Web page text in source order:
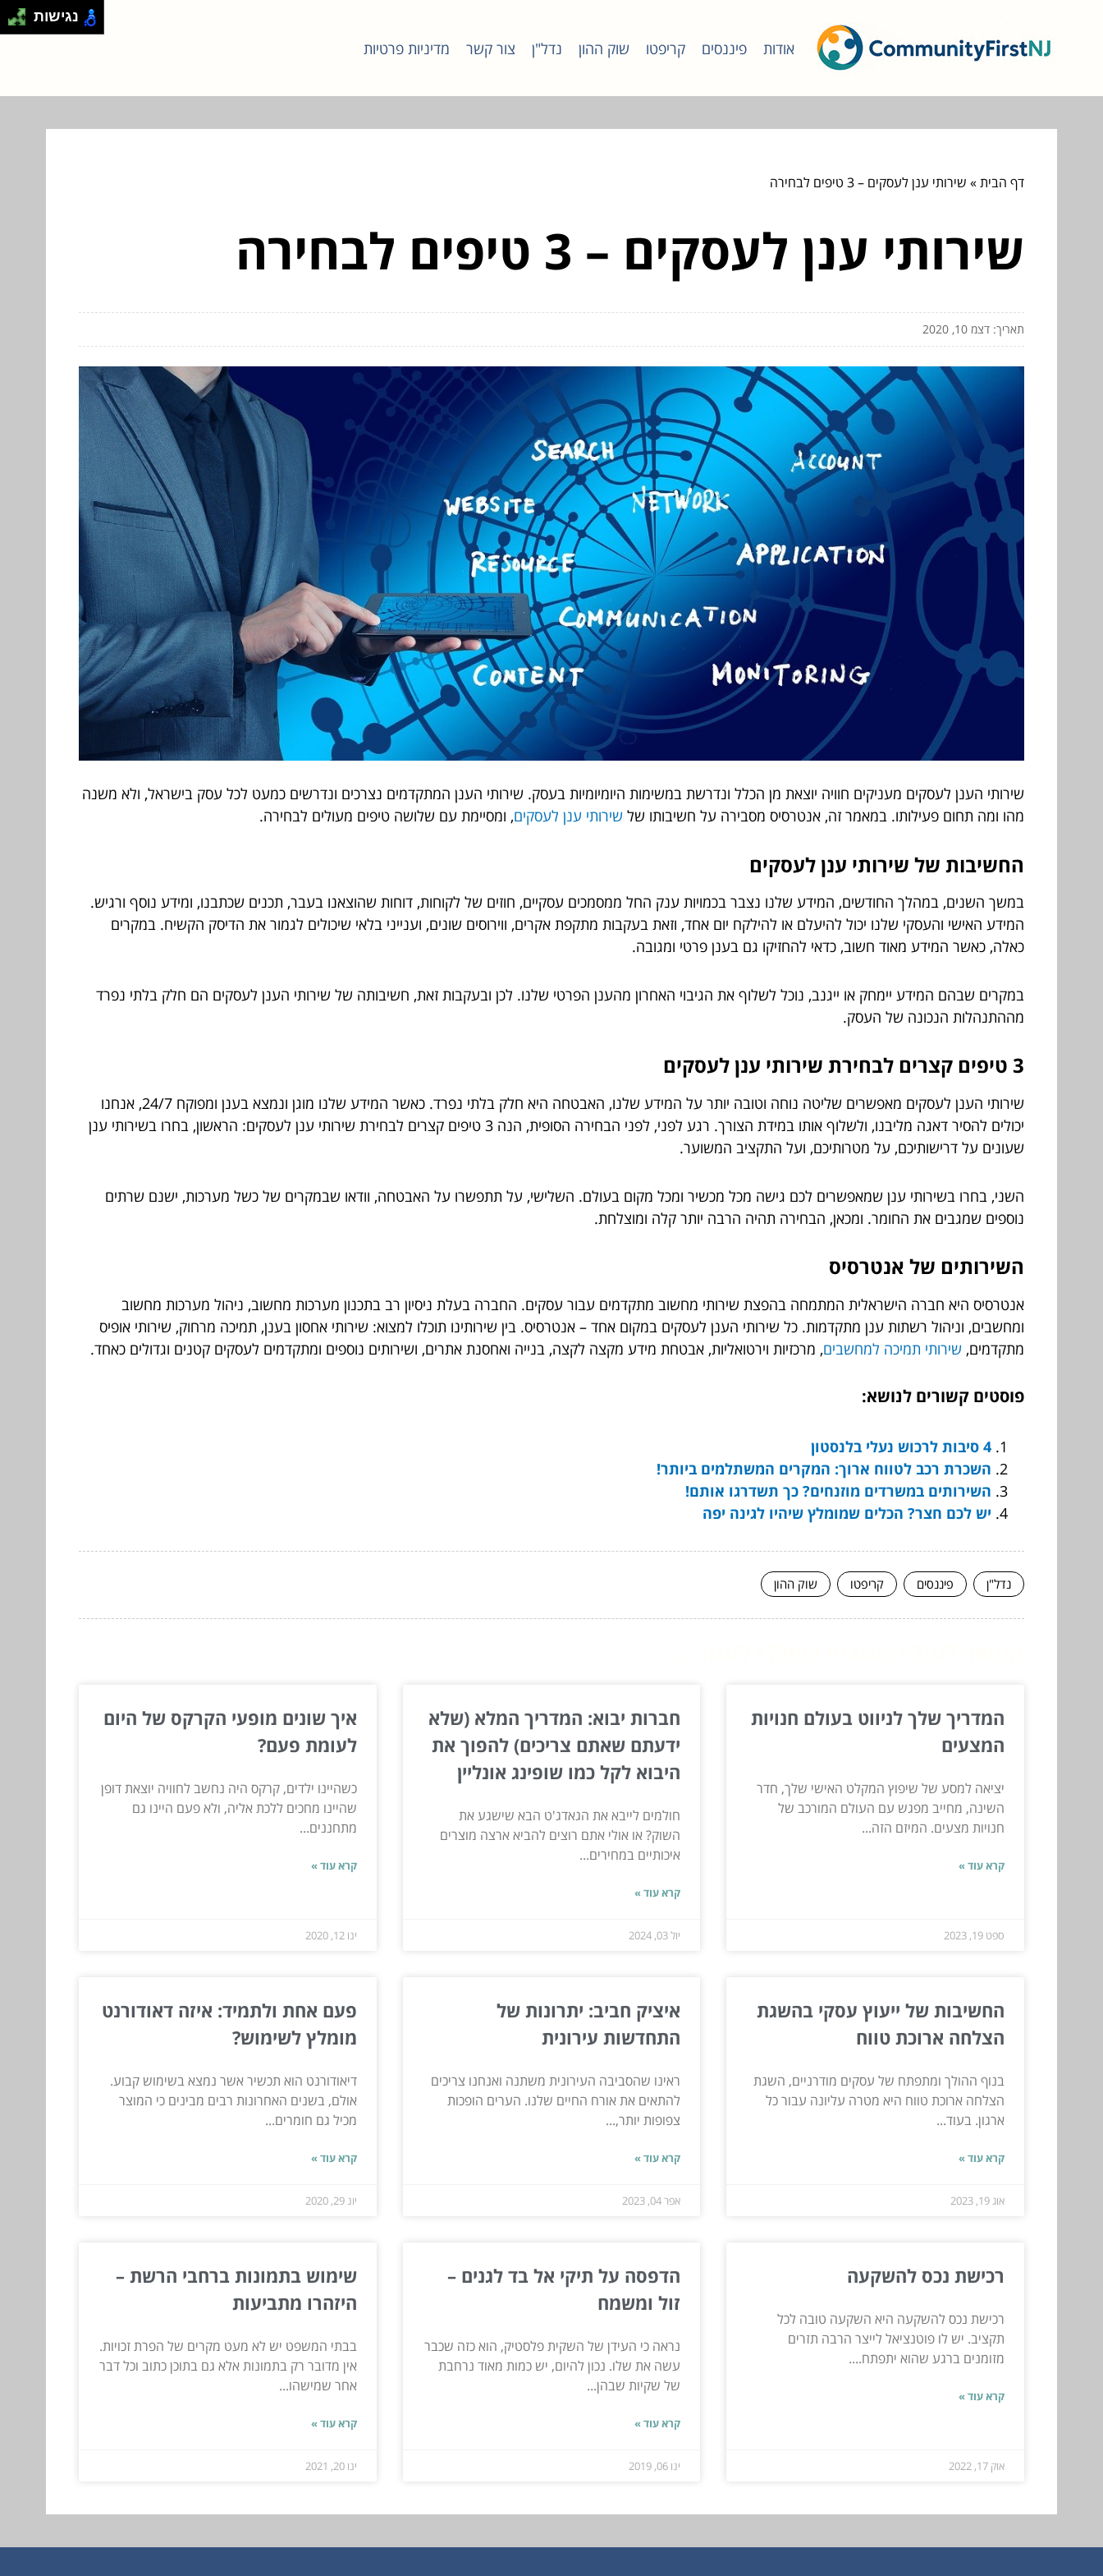
אודות פיננסים קריפטו שוק ההון נדל"ן צור קשר מדיניות פרטיות
דף הבית» שירותי ענן לעסקים – 3 טיפים לבחירה
שירותי ענן לעסקים – 3 טיפים לבחירה
תאריך: דצמ 10, 2020
שירותי הענן לעסקים מעניקים חוויה יוצאת מן הכלל ונדרשת במשימות היומיומיות בעסק. שירותי הענן המתקדמים נצרכים ונדרשים כמעט לכל עסק בישראל, ולא משנה
מהו ומה תחום פעילותו. במאמר זה, אנטרסיס מסבירה על חשיבותו של שירותי ענן לעסקים, ומסיימת עם שלושה טיפים מעולים לבחירה.
החשיבות של שירותי ענן לעסקים
במשך השנים, במהלך החודשים, המידע שלנו נצבר בכמויות ענק החל ממסמכים עסקיים, חוזים של לקוחות, דוחות שהוצאנו בעבר, תכנים שכתבנו, ומידע נוסף ורגיש.
המידע האישי והעסקי שלנו יכול להיעלם או להילקח יום אחד, וזאת בעקבות מתקפת אקרים, ווירוסים שונים, וענייני בלאי שיכולים לגמור את הדיסק הקשיח. במקרים
כאלה, כאשר המידע מאוד חשוב, כדאי להחזיקו גם בענן פרטי ומגובה.
במקרים שבהם המידע יימחק או ייגנב, נוכל לשלוף את הגיבוי האחרון מהענן הפרטי שלנו. לכן ובעקבות זאת, חשיבותה של שירותי הענן לעסקים הם חלק בלתי נפרד
מההתנהלות הנכונה של העסק.
3 טיפים קצרים לבחירת שירותי ענן לעסקים
שירותי הענן לעסקים מאפשרים שליטה נוחה וטובה יותר על המידע שלנו, האבטחה היא חלק בלתי נפרד. כאשר המידע שלנו מוגן ונמצא בענן ומפוקח 24/7, אנחנו
יכולים להסיר דאגה מליבנו, ולשלוף אותו במידת הצורך. רגע לפני, לפני הבחירה הסופית, הנה 3 טיפים קצרים לבחירת שירותי ענן לעסקים: הראשון, בחרו בשירותי ענן
שעונים על דרישותיכם, על מטרותיכם, ועל התקציב המשוער.
השני, בחרו בשירותי ענן שמאפשרים לכם גישה מכל מכשיר ומכל מקום בעולם. השלישי, על תתפשרו על האבטחה, וודאו שבמקרים של כשל מערכות, ישנם שרתים
נוספים שמגבים את החומר. ומכאן, הבחירה תהיה הרבה יותר קלה ומוצלחת.
השירותים של אנטרסיס
אנטרסיס היא חברה הישראלית המתמחה בהפצת שירותי מחשוב מתקדמים עבור עסקים. החברה בעלת ניסיון רב בתכנון מערכות מחשוב, ניהול מערכות מחשוב
ומחשבים, וניהול רשתות ענן מתקדמות. כל שירותי הענן לעסקים במקום אחד – אנטרסיס. בין שירותינו תוכלו למצוא: שירותי אחסון בענן, תמיכה מרחוק, שירותי אופיס
מתקדמים, שירותי תמיכה למחשבים, מרכזיות וירטואליות, אבטחת מידע מקצה לקצה, בנייה ואחסנת אתרים, ושירותים נוספים ומתקדמים לעסקים קטנים וגדולים כאחד.
פוסטים קשורים לנושא:
4 סיבות לרכוש נעלי בלנסטון
השכרת רכב לטווח ארוך: המקרים המשתלמים ביותר!
השירותים במשרדים מוזנחים? כך תשדרגו אותם!
יש לכם חצר? הכלים שמומלץ שיהיו לגינה יפה
נדל"ן פיננסים קריפטו שוק ההון
המדריך שלך לניווט בעולם חנויות
המצעים
יציאה למסע של שיפוץ המקלט האישי שלך, חדר
השינה, מחייב מפגש עם העולם המורכב של
חנויות מצעים. המיזם הזה...
קרא עוד »
ספט 19, 2023
חברות יבוא: המדריך המלא (שלא
ידעתם שאתם צריכים) להפוך את
היבוא לקל כמו שופינג אונליין
חולמים לייבא את הגאדג'ט הבא שישגע את
השוק? או אולי אתם רוצים להביא ארצה מוצרים
איכותיים במחירים...
קרא עוד »
יול 03, 2024
איך שונים מופעי הקרקס של היום
לעומת פעם?
כשהיינו ילדים, קרקס היה נחשב לחוויה יוצאת דופן
שהיינו מחכים ללכת אליה, ולא פעם היינו גם
מתחננים...
קרא עוד »
ינו 12, 2020
החשיבות של ייעוץ עסקי בהשגת
הצלחה ארוכת טווח
בנוף ההולך ומתפתח של עסקים מודרניים, השגת
הצלחה ארוכת טווח היא מטרה עליונה עבור כל
ארגון. בעוד...
קרא עוד »
אוג 19, 2023
איציק חביב: יתרונות של
התחדשות עירונית
ראינו שהסביבה העירונית משתנה ואנחנו צריכים
להתאים את אורח החיים שלנו. הערים הופכות
צפופות יותר,...
קרא עוד »
אפר 04, 2023
פעם אחת ולתמיד: איזה דאודורנט
מומלץ לשימוש?
דיאודורנט הוא תכשיר אשר נמצא בשימוש קבוע.
אולם, בשנים האחרונות רבים מבינים כי המוצר
מכיל גם חומרים...
קרא עוד »
יונ 29, 2020
רכישת נכס להשקעה
רכישת נכס להשקעה היא השקעה טובה לכל
תקציב. יש לו פוטנציאל לייצר הרבה תזרים
מזומנים ברגע שהוא יתפתח....
קרא עוד »
אוק 17, 2022
הדפסה על תיקי אל בד לגנים –
זול ומשמח
נראה כי העידן של השקית פלסטיק, הוא כזה שכבר
עשה את שלו. נכון להיום, יש כמות מאוד נרחבת
של שקיות שבהן...
קרא עוד »
ינו 06, 2019
שימוש בתמונות ברחבי הרשת –
היזהרו מתביעות
בבתי המשפט יש לא מעט מקרים של הפרת זכויות.
אין מדובר רק בתמונות אלא גם בתוכן כתוב וכל דבר
אחר שמישהו...
קרא עוד »
ינו 20, 2021
נגישות